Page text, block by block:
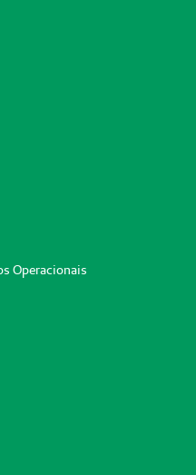
Operacionais